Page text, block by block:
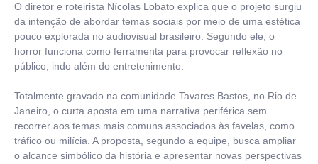
O diretor e roteirista Nícolas Lobato explica que o projeto surgiu
da intenção de abordar temas sociais por meio de uma estética
pouco explorada no audiovisual brasileiro. Segundo ele, o
horror funciona como ferramenta para provocar reflexão no
público, indo além do entretenimento.
Totalmente gravado na comunidade Tavares Bastos, no Rio de
Janeiro, o curta aposta em uma narrativa periférica sem
recorrer aos temas mais comuns associados às favelas, como
tráfico ou milícia. A proposta, segundo a equipe, busca ampliar
o alcance simbólico da história e apresentar novas perspectivas